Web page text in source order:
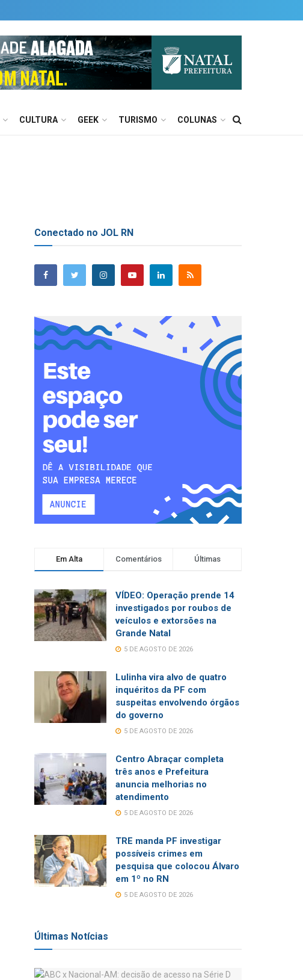
CULTURA GEEK TURISMO COLUNAS
Conectado no JOL RN
Em Alta Comentários Últimas
VÍDEO: Operação prende 14
investigados por roubos de
veículos e extorsões na
Grande Natal
5 DE AGOSTO DE 2026
Lulinha vira alvo de quatro
inquéritos da PF com
suspeitas envolvendo órgãos
do governo
5 DE AGOSTO DE 2026
Centro Abraçar completa
três anos e Prefeitura
anuncia melhorias no
atendimento
5 DE AGOSTO DE 2026
TRE manda PF investigar
possíveis crimes em
pesquisa que colocou Álvaro
em 1º no RN
5 DE AGOSTO DE 2026
Últimas Notícias